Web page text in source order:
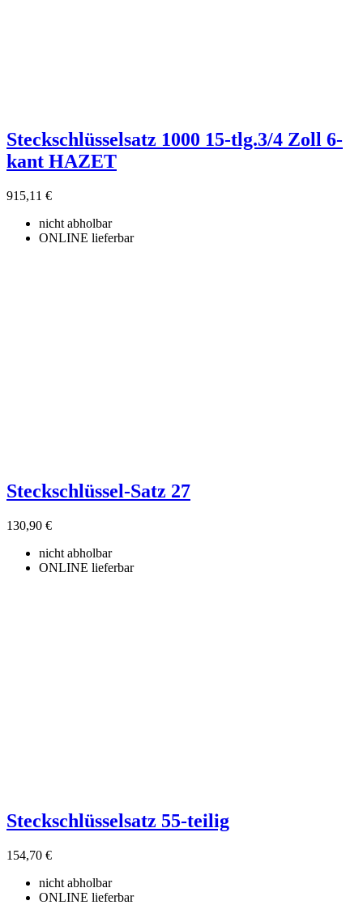
Steckschlüsselsatz 1000 15-tlg.3/4 Zoll 6-
kant HAZET
915,11 €
nicht abholbar
ONLINE lieferbar
Steckschlüssel-Satz 27
130,90 €
nicht abholbar
ONLINE lieferbar
Steckschlüsselsatz 55-teilig
154,70 €
nicht abholbar
ONLINE lieferbar